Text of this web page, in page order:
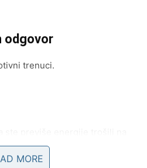
odgovor
trenuci.
MORE